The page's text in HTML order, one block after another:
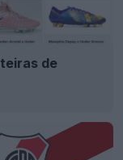
de